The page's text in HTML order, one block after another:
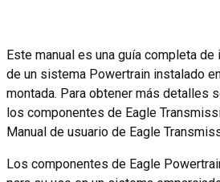
Este manual es una guía completa
de un sistema Powertrain instalado
montada. Para obtener más detalles
los componentes de Eagle
Manual de usuario de Eagle
Los componentes de Eagle